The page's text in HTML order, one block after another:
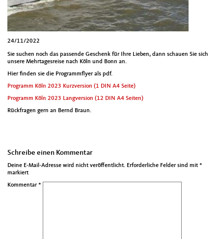
24/11/2022
Sie suchen noch das passende Geschenk für Ihre Lieben, dann schauen Sie sich
unsere Mehrtagesreise nach Köln und Bonn an.
Hier finden sie die Programmflyer als pdf.
Programm Köln 2023 Kurzversion (1 DIN A4 Seite)
Programm Köln 2023 Langversion (12 DIN A4 Seiten)
Rückfragen gern an Bernd Braun.
Schreibe einen Kommentar
Deine E-Mail-Adresse wird nicht veröffentlicht. Erforderliche Felder sind mit *
markiert
Kommentar*